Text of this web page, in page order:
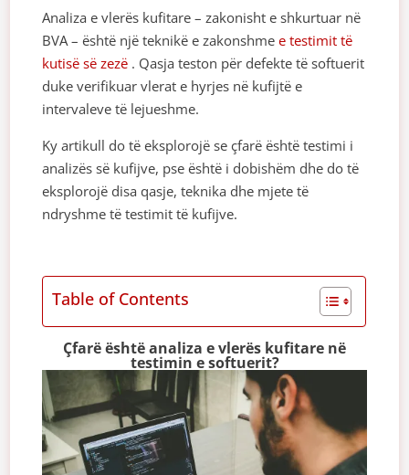
Analiza e vlerës kufitare – zakonisht e shkurtuar në
BVA – është një teknikë e zakonshmee testimit të
kutisë së zezë . Qasja teston për defekte të softuerit
duke verifikuar vlerat e hyrjes në kufijtë e
intervaleve të lejueshme.
Ky artikull do të eksplorojë se çfarë është testimi i
analizës së kufijve, pse është i dobishëm dhe do të
eksplorojë disa qasje, teknika dhe mjete të
ndryshme të testimit të kufijve.
Table of Contents
Çfarë është analiza e vlerës kufitare në
testimin e softuerit?